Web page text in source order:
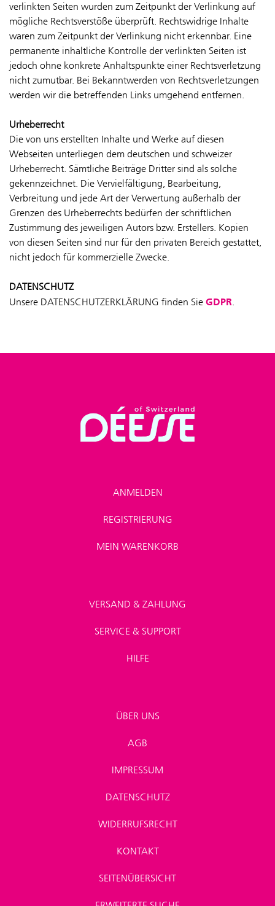
verlinkten Seiten wurden zum Zeitpunkt der Verlinkung auf
mögliche Rechtsverstöße überprüft. Rechtswidrige Inhalte
waren zum Zeitpunkt der Verlinkung nicht erkennbar. Eine
permanente inhaltliche Kontrolle der verlinkten Seiten ist
jedoch ohne konkrete Anhaltspunkte einer Rechtsverletzung
nicht zumutbar. Bei Bekanntwerden von Rechtsverletzungen
werden wir die betreffenden Links umgehend entfernen.
Urheberrecht
Die von uns erstellten Inhalte und Werke auf diesen
Webseiten unterliegen dem deutschen und schweizer
Urheberrecht. Sämtliche Beiträge Dritter sind als solche
gekennzeichnet. Die Vervielfältigung, Bearbeitung,
Verbreitung und jede Art der Verwertung außerhalb der
Grenzen des Urheberrechts bedürfen der schriftlichen
Zustimmung des jeweiligen Autors bzw. Erstellers. Kopien
von diesen Seiten sind nur für den privaten Bereich gestattet,
nicht jedoch für kommerzielle Zwecke.
DATENSCHUTZ
Unsere DATENSCHUTZERKLÄRUNG finden Sie GDPR.
ANMELDEN
REGISTRIERUNG
MEIN WARENKORB
VERSAND & ZAHLUNG
SERVICE & SUPPORT
HILFE
ÜBER UNS
AGB
IMPRESSUM
DATENSCHUTZ
WIDERRUFSRECHT
KONTAKT
SEITENÜBERSICHT